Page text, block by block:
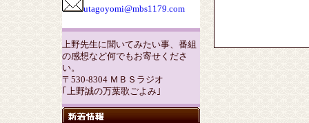
utagoyomi@mbs1179.com
上野先生に聞いてみたい事、番組
の感想など何でもお寄せくださ
い。
〒530-8304 ＭＢＳラジオ
｢上野誠の万葉歌ごよみ｣